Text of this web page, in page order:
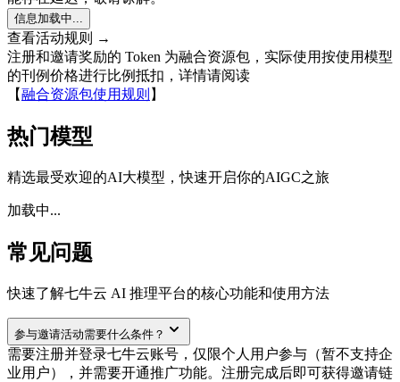
信息加载中...
查看活动规则 →
注册和邀请奖励的 Token 为融合资源包，实际使用按使用模型
的刊例价格进行比例抵扣，详情请阅读
【融合资源包使用规则 】
热门模型
精选最受欢迎的AI大模型，快速开启你的AIGC之旅
加载中...
常见问题
快速了解七牛云 AI 推理平台的核心功能和使用方法
参与邀请活动需要什么条件？
需要注册并登录七牛云账号，仅限个人用户参与（暂不支持企
业用户），并需要开通推广功能。注册完成后即可获得邀请链